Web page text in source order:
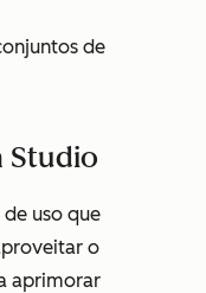
de
Studio
uso que
o
aprimorar